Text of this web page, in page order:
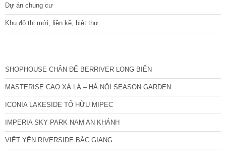
Dự án chung cư
Khu đô thị mới, liền kề, biệt thự
SHOPHOUSE CHÂN ĐẾ BERRIVER LONG BIÊN
MASTERISE CAO XÀ LÁ – HÀ NỘI SEASON GARDEN
ICONIA LAKESIDE TỐ HỮU MIPEC
IMPERIA SKY PARK NAM AN KHÁNH
VIỆT YÊN RIVERSIDE BẮC GIANG